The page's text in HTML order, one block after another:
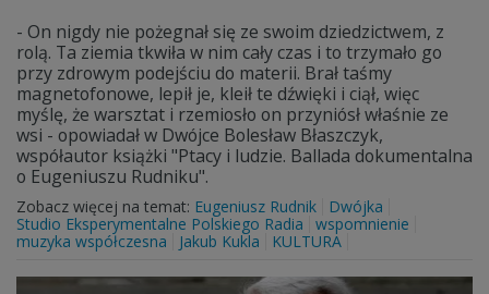
- On nigdy nie pożegnał się ze swoim dziedzictwem, z
rolą. Ta ziemia tkwiła w nim cały czas i to trzymało go
przy zdrowym podejściu do materii. Brał taśmy
magnetofonowe, lepił je, kleił te dźwięki i ciął, więc
myślę, że warsztat i rzemiosło on przyniósł właśnie ze
wsi - opowiadał w Dwójce Bolesław Błaszczyk,
współautor książki "Ptacy i ludzie. Ballada dokumentalna
o Eugeniuszu Rudniku".
Zobacz więcej na temat: Eugeniusz Rudnik
Dwójka
Studio Eksperymentalne Polskiego Radia
wspomnienie
muzyka współczesna
Jakub Kukla KULTURA